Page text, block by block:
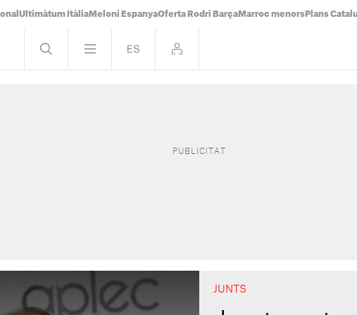
Ultimàtum Itàlia Meloni EspanyaOferta Rodri Barça Marroc menors Plans
JUNTS